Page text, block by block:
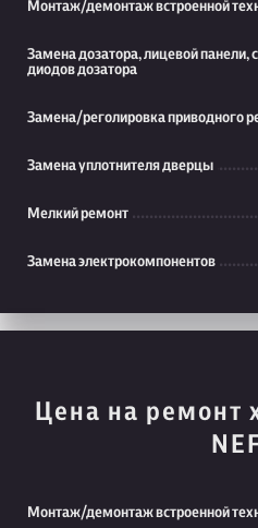
Монтаж/демонтаж встроенной
Замена дозатора, лицевой панели,
диодов дозатора
Замена/реголировка приводного
Замена уплотнителя дверцы
Мелкий ремонт
Замена электрокомпонентов
Цена на ремонт
Монтаж/демонтаж встроенной